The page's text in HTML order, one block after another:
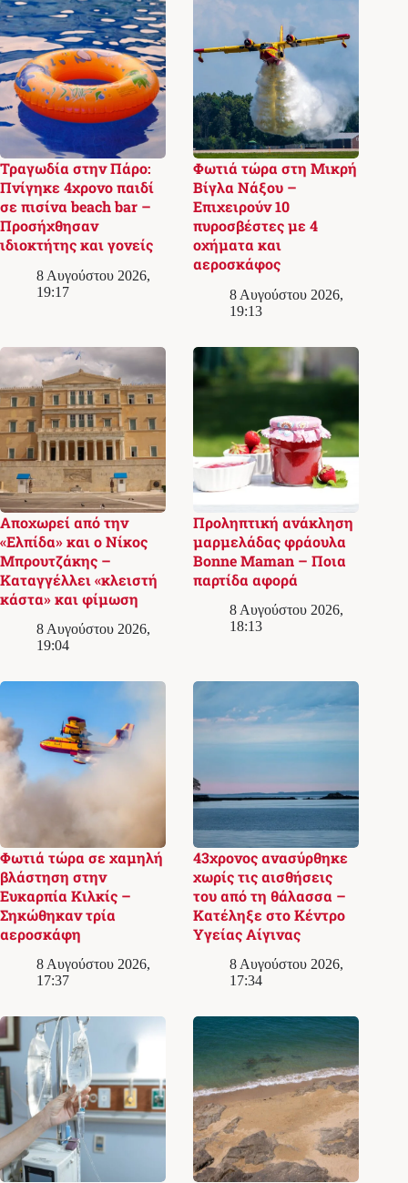
Τραγωδία στην Πάρο:
Πνίγηκε 4χρονο παιδί
σε πισίνα beach bar –
Προσήχθησαν
ιδιοκτήτης και γονείς
8 Αυγούστου 2026,
19:17
Φωτιά τώρα στη Μικρή
Βίγλα Νάξου –
Επιχειρούν 10
πυροσβέστες με 4
οχήματα και
αεροσκάφος
8 Αυγούστου 2026,
19:13
Αποχωρεί από την
«Ελπίδα» και ο Νίκος
Μπρουτζάκης –
Καταγγέλλει «κλειστή
κάστα» και φίμωση
8 Αυγούστου 2026,
19:04
Προληπτική ανάκληση
μαρμελάδας φράουλα
Bonne Maman – Ποια
παρτίδα αφορά
8 Αυγούστου 2026,
18:13
Φωτιά τώρα σε χαμηλή
βλάστηση στην
Ευκαρπία Κιλκίς –
Σηκώθηκαν τρία
αεροσκάφη
8 Αυγούστου 2026,
17:37
43χρονος ανασύρθηκε
χωρίς τις αισθήσεις
του από τη θάλασσα –
Κατέληξε στο Κέντρο
Υγείας Αίγινας
8 Αυγούστου 2026,
17:34